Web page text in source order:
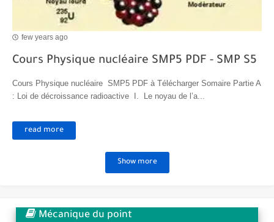
few years ago
Cours Physique nucléaire SMP5 PDF - SMP S5
Cours Physique nucléaire SMP5 PDF à Télécharger Somaire Partie A
: Loi de décroissance radioactive I. Le noyau de l’a...
read more
Show more
Mécanique du point